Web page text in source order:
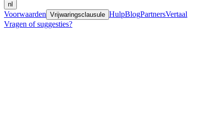
nl
Voorwaarden Vrijwaringsclausule HulpBlogPartnersVertaal
Vragen of suggesties?